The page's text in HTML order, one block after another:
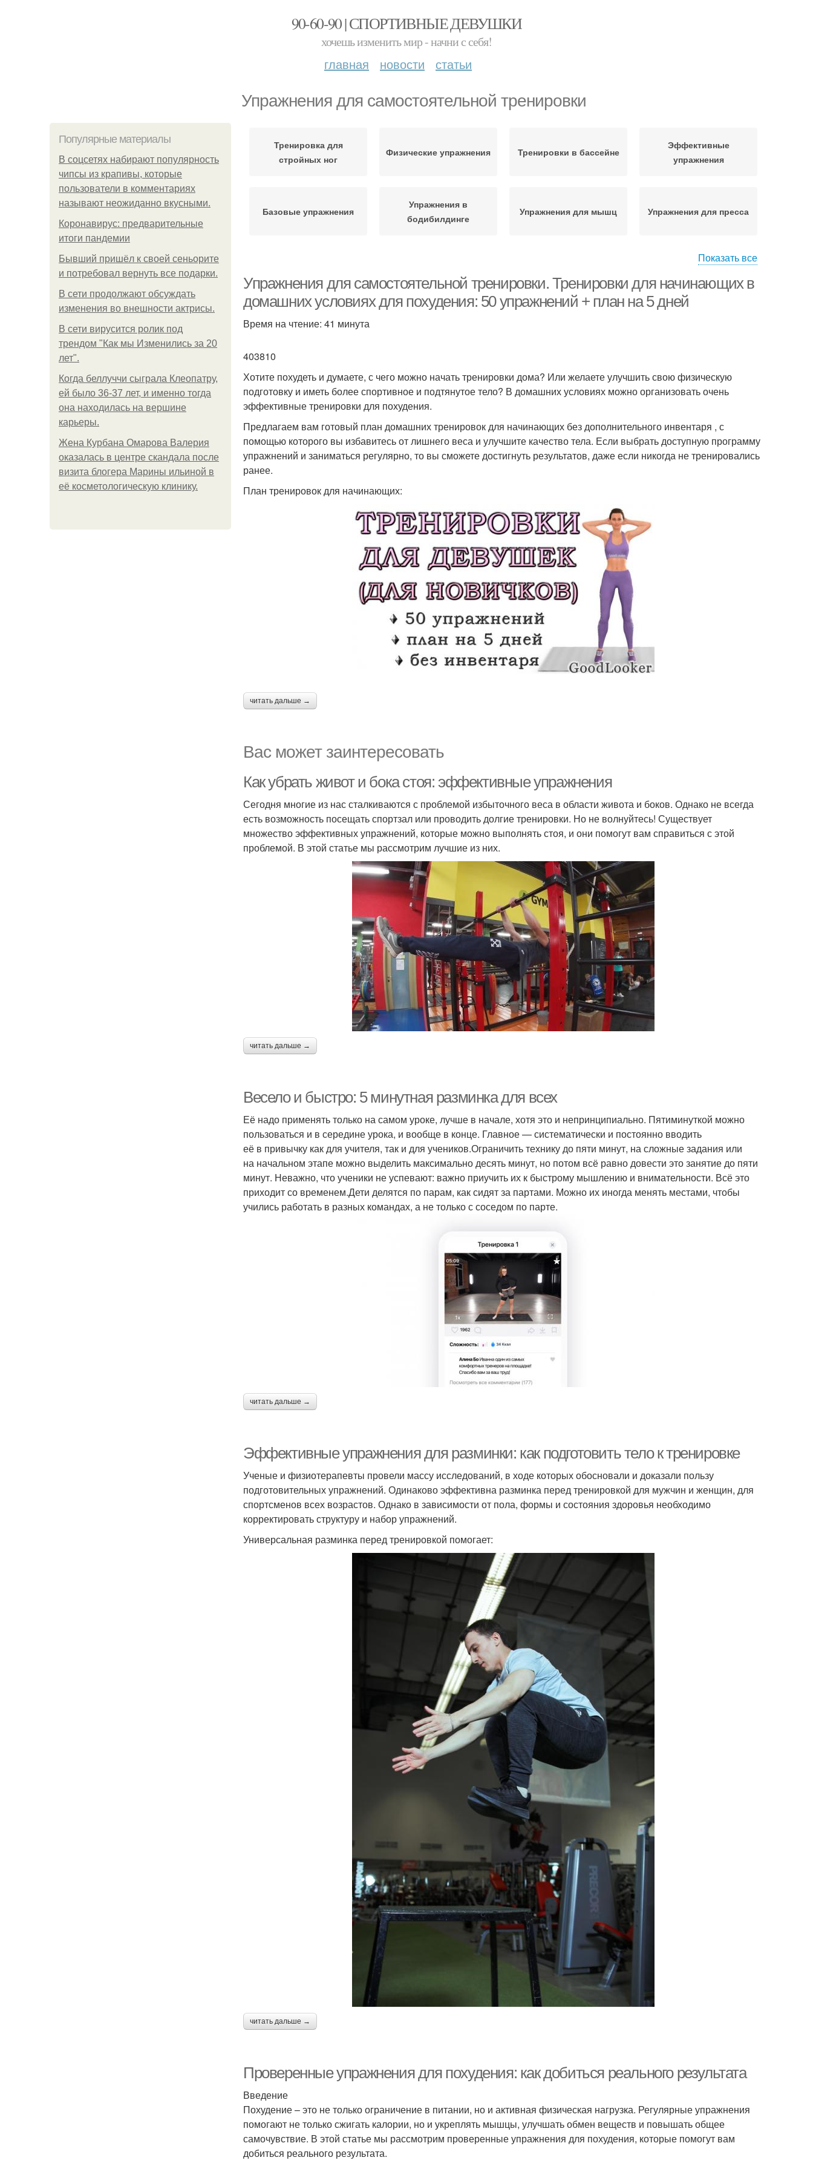
90-60-90 | СПОРТИВНЫЕ ДЕВУШКИ
хочешь изменить мир - начни с себя!
главная новости статьи
Упражнения для самостоятельной тренировки
Популярные материалы
В соцсетях набирают популярность
чипсы из крапивы, которые
пользователи в комментариях
называют неожиданно вкусными.
Коронавирус: предварительные
итоги пандемии
Бывший пришёл к своей сеньорите
и потребовал вернуть все подарки.
В сети продолжают обсуждать
изменения во внешности актрисы.
В сети вирусится ролик под
трендом "Как мы Изменились за 20
лет".
Когда беллуччи сыграла Клеопатру,
ей было 36-37 лет, и именно тогда
она находилась на вершине
карьеры.
Жена Курбана Омарова Валерия
оказалась в центре скандала после
визита блогера Марины ильиной в
её косметологическую клинику.
Тренировка для
стройных ног
Физические упражнения Тренировки в бассейне
Эффективные
упражнения
Базовые упражнения
Упражнения в
бодибилдинге
Упражнения для мышц Упражнения для пресса
мышцы
тренировок
Упражнения для
домашних тренировок
Домашний тренировка
Показать все
Упражнения для самостоятельной тренировки. Тренировки для начинающих в
домашних условиях для похудения: 50 упражнений + план на 5 дней
Время на чтение: 41 минута
403810
Хотите похудеть и думаете, с чего можно начать тренировки дома? Или желаете улучшить свою физическую
подготовку и иметь более спортивное и подтянутое тело? В домашних условиях можно организовать очень
эффективные тренировки для похудения.
Предлагаем вам готовый план домашних тренировок для начинающих без дополнительного инвентаря , с
помощью которого вы избавитесь от лишнего веса и улучшите качество тела. Если выбрать доступную программу
упражнений и заниматься регулярно, то вы сможете достигнуть результатов, даже если никогда не тренировались
ранее.
План тренировок для начинающих:
читать дальше →
Вас может заинтересовать
Как убрать живот и бока стоя: эффективные упражнения
Сегодня многие из нас сталкиваются с проблемой избыточного веса в области живота и боков. Однако не всегда
есть возможность посещать спортзал или проводить долгие тренировки. Но не волнуйтесь! Существует
множество эффективных упражнений, которые можно выполнять стоя, и они помогут вам справиться с этой
проблемой. В этой статье мы рассмотрим лучшие из них.
читать дальше →
Весело и быстро: 5 минутная разминка для всех
Её надо применять только на самом уроке, лучше в начале, хотя это и непринципиально. Пятиминуткой можно
пользоваться и в середине урока, и вообще в конце. Главное — систематически и постоянно вводить
её в привычку как для учителя, так и для учеников.Ограничить технику до пяти минут, на сложные задания или
на начальном этапе можно выделить максимально десять минут, но потом всё равно довести это занятие до пяти
минут. Неважно, что ученики не успевают: важно приучить их к быстрому мышлению и внимательности. Всё это
приходит со временем.Дети делятся по парам, как сидят за партами. Можно их иногда менять местами, чтобы
учились работать в разных командах, а не только с соседом по парте.
читать дальше →
Эффективные упражнения для разминки: как подготовить тело к тренировке
Ученые и физиотерапевты провели массу исследований, в ходе которых обосновали и доказали пользу
подготовительных упражнений. Одинаково эффективна разминка перед тренировкой для мужчин и женщин, для
спортсменов всех возрастов. Однако в зависимости от пола, формы и состояния здоровья необходимо
корректировать структуру и набор упражнений.
Универсальная разминка перед тренировкой помогает:
читать дальше →
Проверенные упражнения для похудения: как добиться реального результата
Введение
Похудение – это не только ограничение в питании, но и активная физическая нагрузка. Регулярные упражнения
помогают не только сжигать калории, но и укреплять мышцы, улучшать обмен веществ и повышать общее
самочувствие. В этой статье мы рассмотрим проверенные упражнения для похудения, которые помогут вам
добиться реального результата.